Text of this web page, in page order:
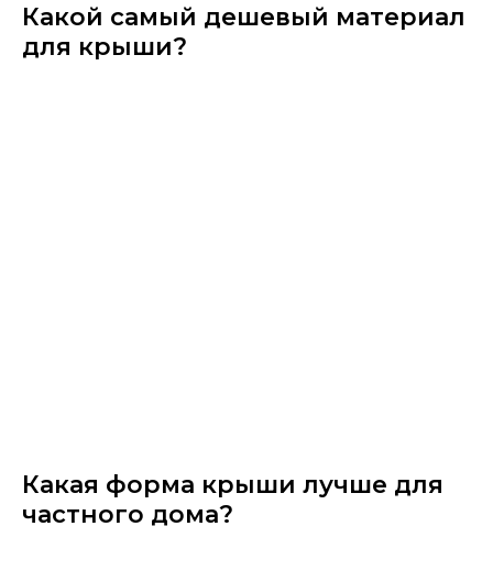
Какой самый дешевый материал
для крыши?
Какая форма крыши лучше для
частного дома?